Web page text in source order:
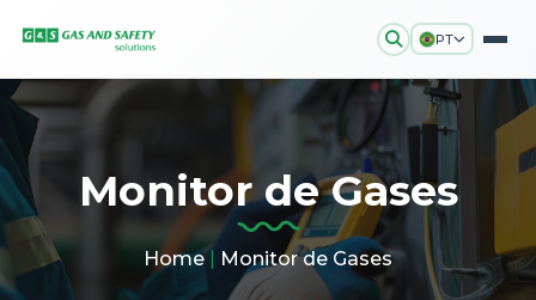
PT
Monitor de Gases
Home| Monitor de Gases